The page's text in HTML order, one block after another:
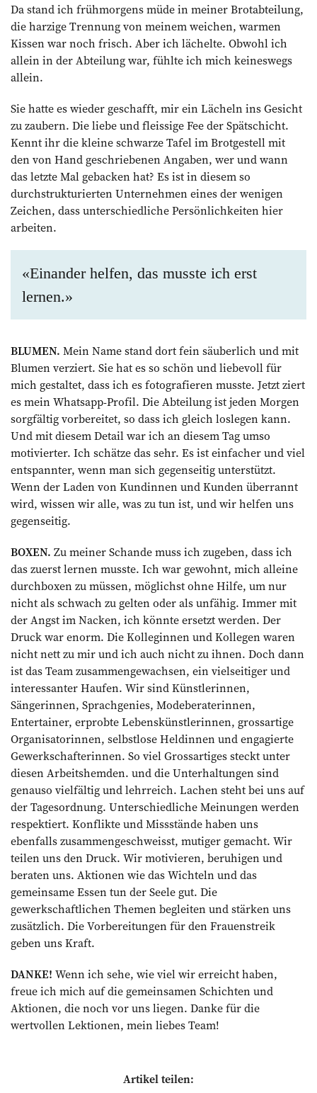
Da stand ich frühmorgens müde in meiner Brotabteilung,
die harzige Trennung von meinem weichen, warmen
Kissen war noch frisch. Aber ich lächelte. Obwohl ich
allein in der Abteilung war, fühlte ich mich keineswegs
allein.
Sie hatte es wieder geschafft, mir ein Lächeln ins Gesicht
zu zaubern. Die liebe und fleissige Fee der Spätschicht.
Kennt ihr die kleine schwarze Tafel im Brotgestell mit
den von Hand geschriebenen Angaben, wer und wann
das letzte Mal gebacken hat? Es ist in diesem so
durchstrukturierten Unternehmen eines der wenigen
Zeichen, dass unterschiedliche Persönlichkeiten hier
arbeiten.
«Einander helfen, das musste ich erst
lernen.»
BLUMEN. Mein Name stand dort fein säuberlich und mit
Blumen verziert. Sie hat es so schön und liebevoll für
mich gestaltet, dass ich es fotografieren musste. Jetzt ziert
es mein Whatsapp-Profil. Die Abteilung ist jeden Morgen
sorgfältig vorbereitet, so dass ich gleich loslegen kann.
Und mit diesem Detail war ich an diesem Tag umso
motivierter. Ich schätze das sehr. Es ist einfacher und viel
entspannter, wenn man sich gegenseitig unterstützt.
Wenn der Laden von Kundinnen und Kunden überrannt
wird, wissen wir alle, was zu tun ist, und wir helfen uns
gegenseitig.
BOXEN. Zu meiner Schande muss ich zugeben, dass ich
das zuerst lernen musste. Ich war gewohnt, mich alleine
durchboxen zu müssen, möglichst ohne Hilfe, um nur
nicht als schwach zu gelten oder als unfähig. Immer mit
der Angst im Nacken, ich könnte ersetzt werden. Der
Druck war enorm. Die Kolleginnen und Kollegen waren
nicht nett zu mir und ich auch nicht zu ihnen. Doch dann
ist das Team zusammengewachsen, ein vielseitiger und
inter­essanter Haufen. Wir sind Künstlerinnen,
Sängerinnen, Sprachgenies, Modeberaterinnen,
Entertainer, erprobte Lebenskünstlerinnen, grossartige
Organisatorinnen, selbstlose Heldinnen und engagierte
Gewerkschafterinnen. So viel Grossartiges steckt unter
diesen Arbeitshemden. und die Unterhaltungen sind
genauso vielfältig und lehrreich. Lachen steht bei uns auf
der Tagesordnung. Unterschiedliche Meinungen werden
respektiert. Konflikte und Missstände haben uns
ebenfalls zusammengeschweisst, mutiger gemacht. Wir
teilen uns den Druck. Wir motivieren, beruhigen und
beraten uns. Aktionen wie das Wichteln und das
gemeinsame Essen tun der Seele gut. Die
gewerkschaftlichen Themen begleiten und stärken uns
zusätzlich. Die Vorbereitungen für den Frauenstreik
geben uns Kraft.
DANKE! Wenn ich sehe, wie viel wir erreicht haben,
freue ich mich auf die gemeinsamen Schichten und
Aktionen, die noch vor uns liegen. Danke für die
wertvollen Lektionen, mein liebes Team!
Artikel teilen: